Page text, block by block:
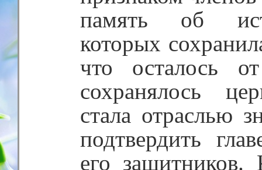
память об
которых
что осталось
сохранялось
стала отраслью
подтвердить
его